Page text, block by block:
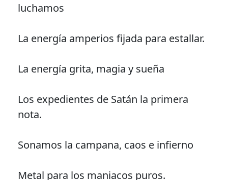
luchamos
La energía amperios fijada para estallar.
La energía grita, magia y sueña
Los expedientes de Satán la primera
nota.
Sonamos la campana, caos e infierno
Metal para los maniacos puros.